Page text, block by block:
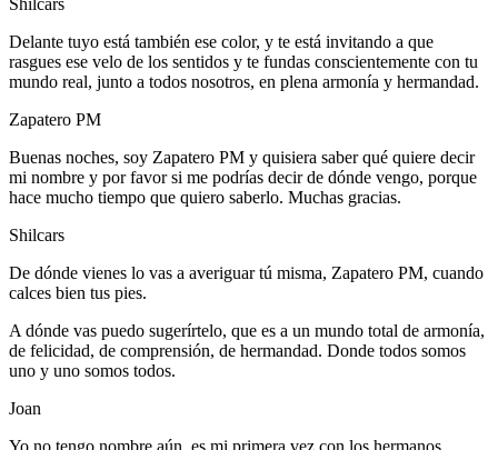
Delante tuyo está también ese color, y te está invitando a que
rasgues ese velo de los sentidos y te fundas conscientemente con tu
mundo real, junto a todos nosotros, en plena armonía y hermandad.
Zapatero PM
Buenas noches, soy Zapatero PM y quisiera saber qué quiere decir
mi nombre y por favor si me podrías decir de dónde vengo, porque
hace mucho tiempo que quiero saberlo. Muchas gracias.
Shilcars
De dónde vienes lo vas a averiguar tú misma, Zapatero PM, cuando
calces bien tus pies.
A dónde vas puedo sugerírtelo, que es a un mundo total de armonía,
de felicidad, de comprensión, de hermandad. Donde todos somos
uno y uno somos todos.
Joan
Yo no tengo nombre aún, es mi primera vez con los hermanos,